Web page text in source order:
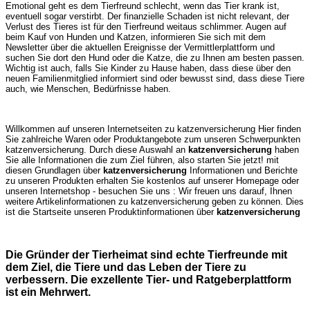
Emotional geht es dem Tierfreund schlecht, wenn das Tier krank ist,
eventuell sogar verstirbt. Der finanzielle Schaden ist nicht relevant, der
Verlust des Tieres ist für den Tierfreund weitaus schlimmer. Augen auf
beim Kauf von Hunden und Katzen, informieren Sie sich mit dem
Newsletter über die aktuellen Ereignisse der Vermittlerplattform und
suchen Sie dort den Hund oder die Katze, die zu Ihnen am besten passen.
Wichtig ist auch, falls Sie Kinder zu Hause haben, dass diese über den
neuen Familienmitglied informiert sind oder bewusst sind, dass diese Tiere
auch, wie Menschen, Bedürfnisse haben.
Willkommen auf unseren Internetseiten zu katzenversicherung Hier finden
Sie zahlreiche Waren oder Produktangebote zum unseren Schwerpunkten
katzenversicherung. Durch diese Auswahl an katzenversicherung haben
Sie alle Informationen die zum Ziel führen, also starten Sie jetzt! mit
diesen Grundlagen über katzenversicherung Informationen und Berichte
zu unseren Produkten erhalten Sie kostenlos auf unserer Homepage oder
unseren Internetshop - besuchen Sie uns : Wir freuen uns darauf, Ihnen
weitere Artikelinformationen zu katzenversicherung geben zu können. Dies
ist die Startseite unseren Produktinformationen über katzenversicherung
Die Gründer der Tierheimat sind echte Tierfreunde mit
dem Ziel, die Tiere und das Leben der Tiere zu
verbessern. Die exzellente Tier- und Ratgeberplattform
ist ein Mehrwert.